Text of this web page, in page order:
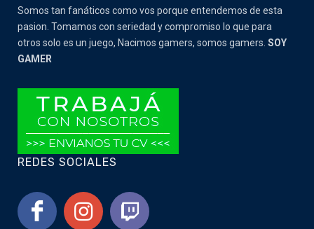
Somos tan fanáticos como vos porque entendemos de esta
pasion. Tomamos con seriedad y compromiso lo que para
otros solo es un juego, Nacimos gamers, somos gamers. SOY
GAMER
REDES SOCIALES